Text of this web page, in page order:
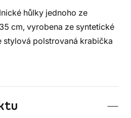
hůlky jednoho ze
cm, vyrobena ze syntetické
stylová polstrovaná krabička